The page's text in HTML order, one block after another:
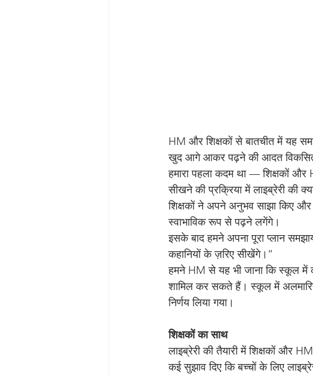
HM और शिक्षकों से बातचीत में यह
खुद आगे आकर पढ़ने की आदत
हमारा पहला कदम था — शिक्षकों
सीखने की प्रक्रिया में लाइब्रेरी की
शिक्षकों ने अपने अनुभव साझा किए और
स्वाभाविक रूप से पढ़ने लगेंगे।
इसके बाद हमने अपना पूरा प्लान
कहानियों के ज़रिए सीखेंगे।”
हमने HM से यह भी जाना कि स्कूल में
शामिल कर सकते हैं। स्कूल में
निर्णय लिया गया।
शिक्षकों का साथ
लाइब्रेरी की तैयारी में शिक्षकों और
कई सुझाव दिए कि बच्चों के लिए